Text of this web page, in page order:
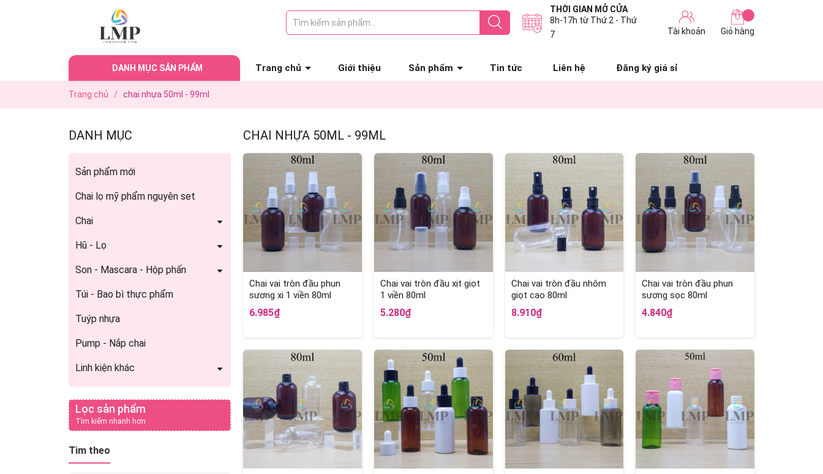
THỜI GIAN MỞ CỬA
8h-17h từ Thứ 2 - Thứ
7
Tài khoản Giỏ hàng
DANH MỤC SẢN PHẨM Trang chủ Giới thiệu Sản phẩm Tin tức Liên hệ Đăng ký giá sỉ
Trang chủ / chai nhựa 50ml - 99ml
DANH MỤC
Sản phẩm mới
Chai lọ mỹ phẩm nguyên set
Chai
Hũ - Lọ
Son - Mascara - Hộp phấn
Túi - Bao bì thực phẩm
Tuýp nhựa
Pump - Nắp chai
Linh kiện khác
Lọc sản phẩm
Tìm kiếm nhanh hơn
Tìm theo
CHAI NHỰA 50ML - 99ML
Chai vai tròn đầu phun
sương xi 1 viền 80ml
6.985₫
Chai vai tròn đầu xịt giọt
1 viền 80ml
5.280₫
Chai vai tròn đầu nhôm
giọt cao 80ml
8.910₫
Chai vai tròn đầu phun
sương sọc 80ml
4.840₫